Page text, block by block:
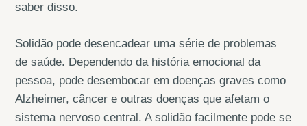
saber disso.
Solidão pode desencadear uma série de problemas
de saúde. Dependendo da história emocional da
pessoa, pode desembocar em doenças graves como
Alzheimer, câncer e outras doenças que afetam o
sistema nervoso central. A solidão facilmente pode se